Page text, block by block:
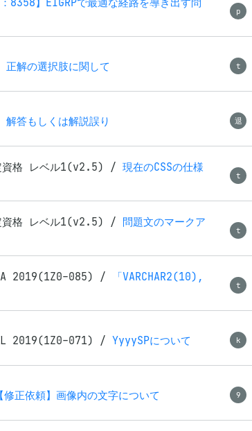
p
正解の選択肢に関して t
解答もしくは解説誤り 退
資格 レベル1(v2.5) / 現在のCSSの仕様
t
資格 レベル1(v2.5) / 問題文のマークア
t
2019(1Z0-085) /
「VARCHAR2(10),
t
2019(1Z0-071) / YyyySPについて k
【修正依頼】画像内の文字について 9